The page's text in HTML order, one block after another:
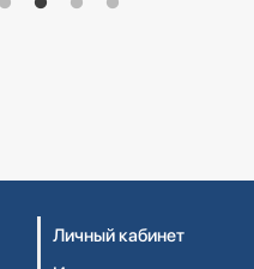
Личный кабинет